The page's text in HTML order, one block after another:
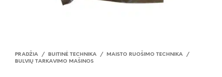
PRADŽIA / BUITINĖ TECHNIKA / MAISTO RUOŠIMO TECHNIKA
/
BULVIŲ TARKAVIMO MAŠINOS